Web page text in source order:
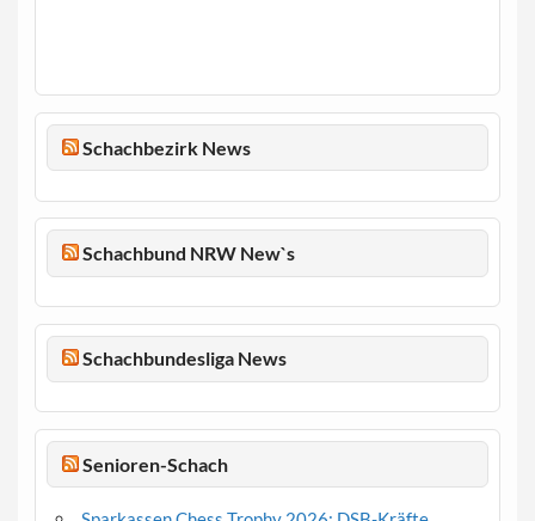
Schachbezirk News
Schachbund NRW New`s
Schachbundesliga News
Senioren-Schach